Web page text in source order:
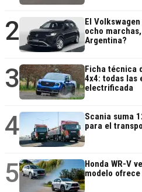
2
El
ocho
Argentina?
3
Ficha técnica
4x4: todas las
electrificada
4
Scania suma
para el
5
Honda WR-V
modelo